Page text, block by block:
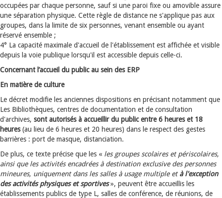
occupées par chaque personne, sauf si une paroi fixe ou amovible assure
une séparation physique. Cette règle de distance ne s'applique pas aux
groupes, dans la limite de six personnes, venant ensemble ou ayant
réservé ensemble ;
4° La capacité maximale d'accueil de l'établissement est affichée et visible
depuis la voie publique lorsqu'il est accessible depuis celle-ci.
Concernant l’accueil du public au sein des ERP
En matière de culture
Le décret modifie les anciennes dispositions en précisant notamment que
Les Bibliothèques, centres de documentation et de consultation
d'archives, sont autorisés à accueillir du public entre 6 heures et 18
heures(au lieu de 6 heures et 20 heures) dans le respect des gestes
barrières : port de masque, distanciation.
De plus, ce texte précise que les « les groupes scolaires et périscolaires,
ainsi que les activités encadrées à destination exclusive des personnes
mineures, uniquement dans les salles à usage multiple età l'exception
des activités physiques et sportives», peuvent être accueillis les
établissements publics de type L, salles de conférence, de réunions, de